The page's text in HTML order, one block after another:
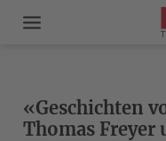
«Geschichten
Thomas Freyer